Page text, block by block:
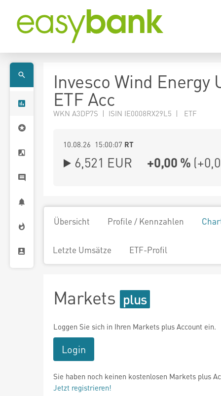
Invesco Wind Energy
ETF Acc
WKN A3DP7S | ISIN IE0008RX29L5 | ETF
10.08.26 15:00:07 RT
6,521 EUR +0,00 % (
Übersicht Profile / Kennzahlen
Letzte Umsätze ETF-Profil
Markets
Loggen Sie sich in Ihren Markets plus Account ein.
Login
Sie haben noch keinen kostenlosen Markets plus
Jetzt registrieren!